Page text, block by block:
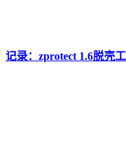
记录：zprotect 1.6脱壳